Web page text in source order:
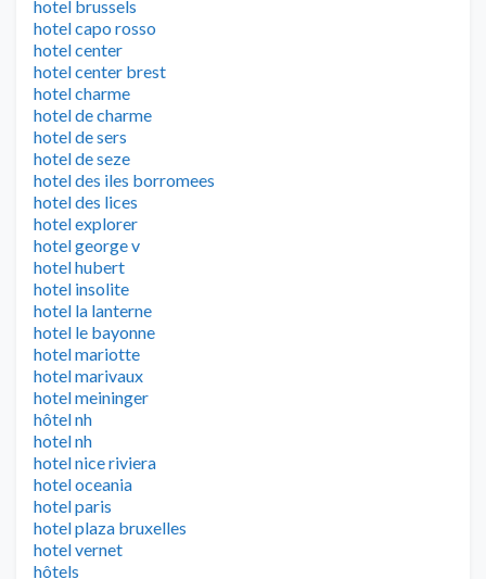
hotel brussels
hotel capo rosso
hotel center
hotel center brest
hotel charme
hotel de charme
hotel de sers
hotel de seze
hotel des iles borromees
hotel des lices
hotel explorer
hotel george v
hotel hubert
hotel insolite
hotel la lanterne
hotel le bayonne
hotel mariotte
hotel marivaux
hotel meininger
hôtel nh
hotel nh
hotel nice riviera
hotel oceania
hotel paris
hotel plaza bruxelles
hotel vernet
hôtels